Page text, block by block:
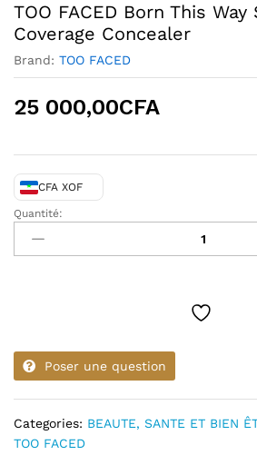
TOO FACED Born This Way
Coverage Concealer
Brand: TOO FACED
25 000,00CFA
CFA XOF
TOO
FACED
Born
Concealer
quantity
Quantité:
Poser une question
Categories: BEAUTE, SANTE ET BIEN
TOO FACED